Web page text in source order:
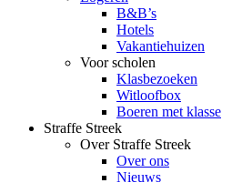
B&B’s
Hotels
Vakantiehuizen
Voor scholen
Klasbezoeken
Witloofbox
Boeren met klasse
Straffe Streek
Over Straffe Streek
Over ons
Nieuws